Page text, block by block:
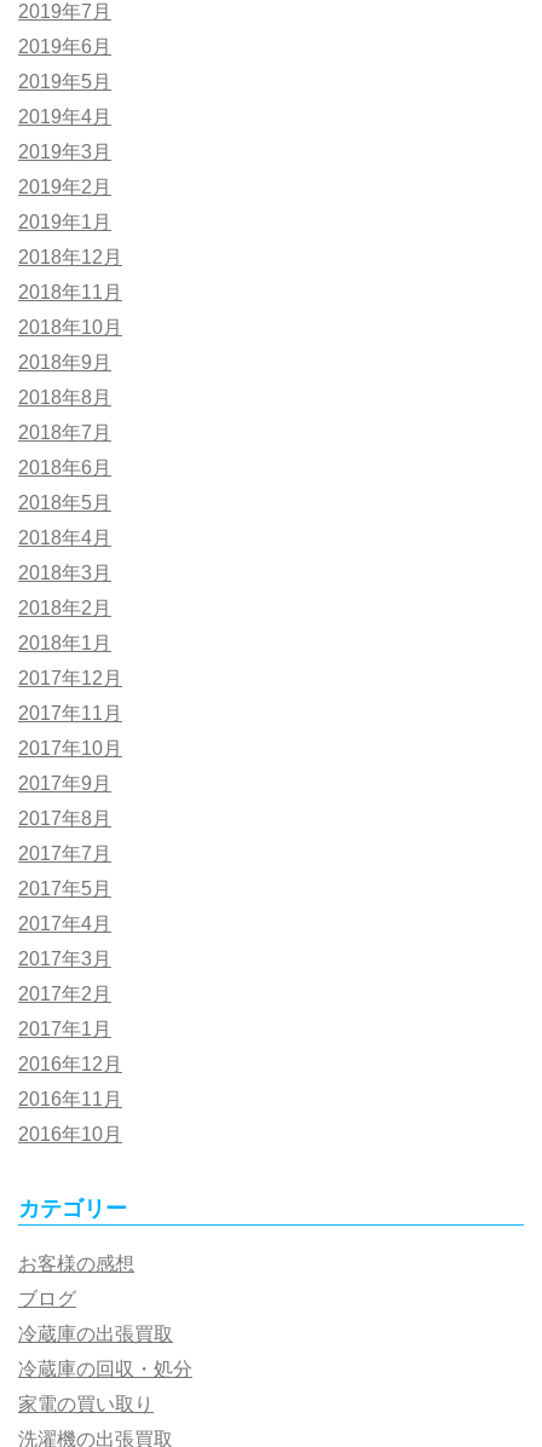
2019年7月
2019年6月
2019年5月
2019年4月
2019年3月
2019年2月
2019年1月
2018年12月
2018年11月
2018年10月
2018年9月
2018年8月
2018年7月
2018年6月
2018年5月
2018年4月
2018年3月
2018年2月
2018年1月
2017年12月
2017年11月
2017年10月
2017年9月
2017年8月
2017年7月
2017年5月
2017年4月
2017年3月
2017年2月
2017年1月
2016年12月
2016年11月
2016年10月
カテゴリー
お客様の感想
ブログ
冷蔵庫の出張買取
冷蔵庫の回収・処分
家電の買い取り
洗濯機の出張買取